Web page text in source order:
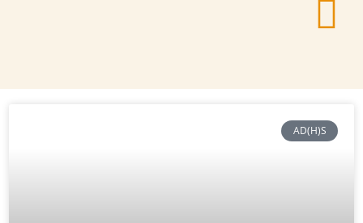
AD(H)S